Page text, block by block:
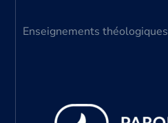
Enseignements théologiques